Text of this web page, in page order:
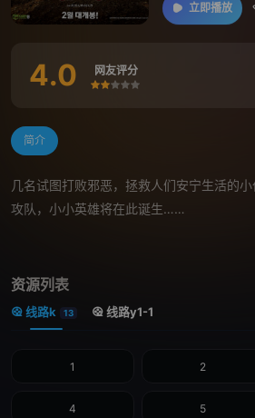
立即播放
4.0 网友评分
很差较差还行
推荐
力荐
简介
几名试图打败邪恶，拯救人们安宁生活的
攻队，小小英雄将在此诞生……
资源列表
线路k 13 线路y1-1
1 2
4 5